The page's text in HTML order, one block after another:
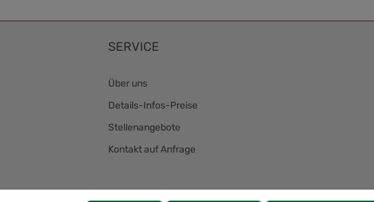
SERVICE
Über uns
Details-Infos-Preise
Stellenangebote
Kontakt auf Anfrage